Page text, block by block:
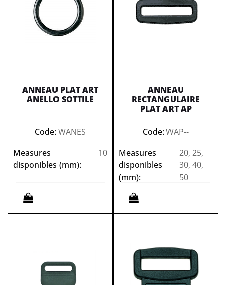
ANNEAU PLAT ART
ANELLO SOTTILE
Code:WANES
Measures
disponibles (mm):
10
Quantità
ANNEAU
RECTANGULAIRE
PLAT ART AP
Code:WAP--
Measures
disponibles
(mm):
20, 25,
30, 40,
50
Quantità